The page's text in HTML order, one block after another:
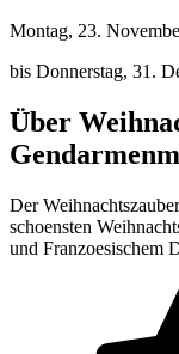
Montag, 23.
bis Donnerstag, 31.
Über
Der
schoensten
und Franzoesischem